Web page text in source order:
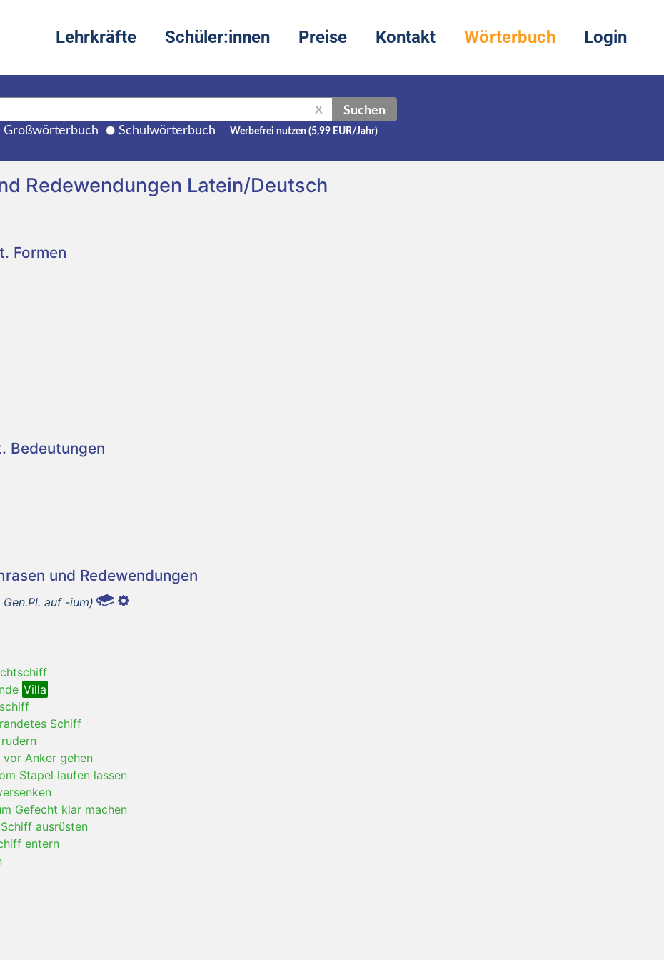
Lehrkräfte Schüler:innen Preise Kontakt Wörterbuch Login
X Suchen
Großwörterbuch Schulwörterbuch Werbefrei nutzen (5,99 EUR/Jahr)
Redewendungen Latein/Deutsch
Formen
Bedeutungen
und Redewendungen
auf -ium)
Villa
Schiff
vor Anker gehen
Stapel laufen lassen
Gefecht klar machen
ausrüsten
entern